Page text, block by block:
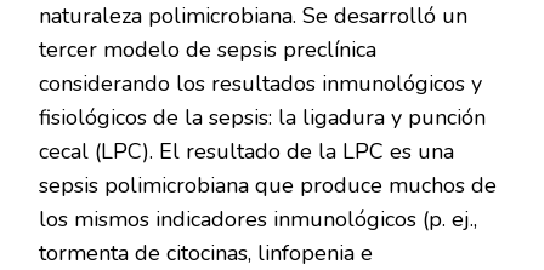
naturaleza polimicrobiana. Se desarrolló un
tercer modelo de sepsis preclínica
considerando los resultados inmunológicos y
fisiológicos de la sepsis: la ligadura y punción
cecal (LPC). El resultado de la LPC es una
sepsis polimicrobiana que produce muchos de
los mismos indicadores inmunológicos (p. ej.,
tormenta de citocinas, linfopenia e